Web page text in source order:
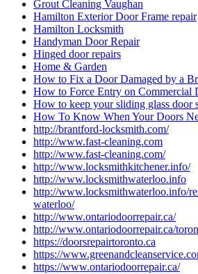
Grout Cleaning Vaughan
Hamilton Exterior Door Frame repair
Hamilton Locksmith
Handyman Door Repair
Hinged door repairs
Home & Garden
How to Fix a Door Damaged by a
How to Force Entry on Commercial
How to keep your sliding glass door
How To Know When Your Doors
http://brantford-locksmith.com/
http://www.fast-cleaning.com
http://www.fast-cleaning.com/
http://www.locksmithkitchener.info/
http://www.locksmithwaterloo.info
http://www.locksmithwaterloo.info/
waterloo/
http://www.ontariodoorrepair.ca/
http://www.ontariodoorrepair.ca/
https://doorsrepairtoronto.ca
https://
https://www.ontariodoorrepair.ca/